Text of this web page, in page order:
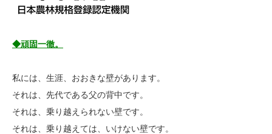
◆頑固一徹。
私には、生涯、おおきな壁があります。
それは、先代である父の背中です。
それは、乗り越えられない壁です。
それは、乗り越えては、いけない壁です。